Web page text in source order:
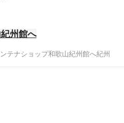
州館へ
テナショップ和歌山紀州館へ紀州